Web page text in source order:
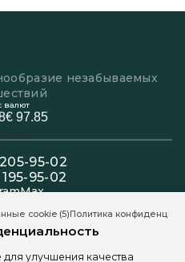
незабываемых
валют
€ 97.85
95-02
95-02
Max
Вс 11:00 - 20:00
ул. Марата 9
cookie (5) Политика
для улучшения качества